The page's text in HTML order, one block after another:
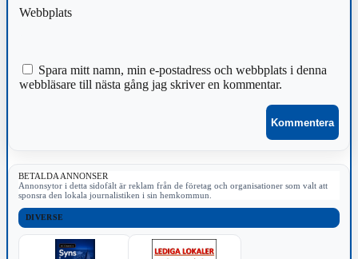
Webbplats
Spara mitt namn, min e-postadress och webbplats i denna
webbläsare till nästa gång jag skriver en kommentar.
BETALDA ANNONSER
Annonsytor i detta sidofält är reklam från de företag och organisationer som valt att
sponsra den lokala journalistiken i sin hemkommun.
DIVERSE